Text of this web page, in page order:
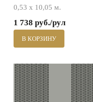
0,53 х 10,05 м.
1 738 руб./рул
В КОРЗИНУ